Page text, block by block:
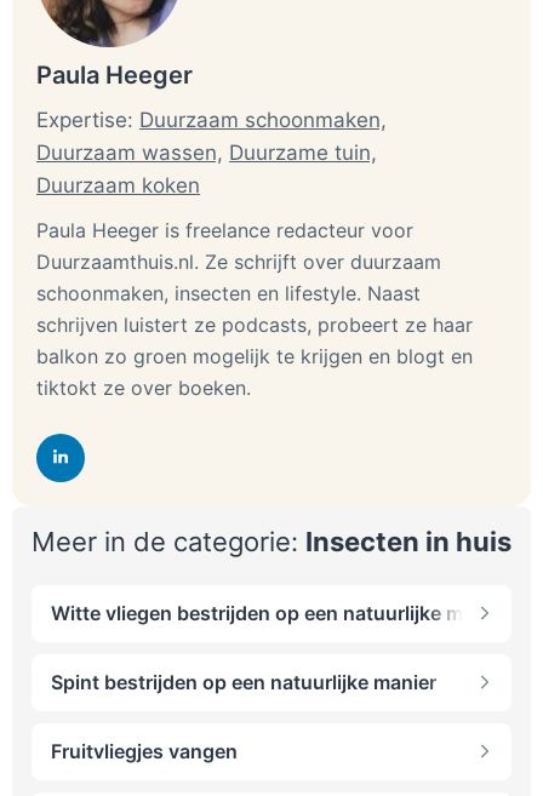
Paula Heeger
Expertise: Duurzaam schoonmaken,
Duurzaam wassen, Duurzame tuin,
Duurzaam koken
Paula Heeger is freelance redacteur voor
Duurzaamthuis.nl. Ze schrijft over duurzaam
schoonmaken, insecten en lifestyle. Naast
schrijven luistert ze podcasts, probeert ze haar
balkon zo groen mogelijk te krijgen en blogt en
tiktokt ze over boeken.
Meer in de categorie: Insecten in huis
Witte vliegen bestrijden op een natuurlijke manier
Spint bestrijden op een natuurlijke manier
Fruitvliegjes vangen